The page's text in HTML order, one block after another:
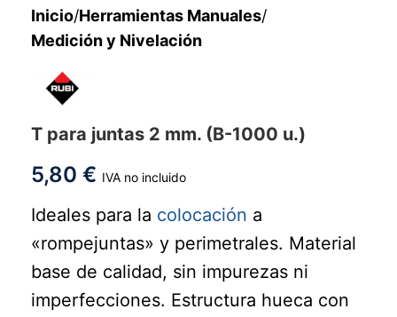
Inicio/Herramientas Manuales/
Medición y Nivelación
T para juntas 2 mm. (B-1000 u.)
5,80 € IVA no incluido
Ideales para la colocación a
«rompejuntas» y perimetrales. Material
base de calidad, sin impurezas ni
imperfecciones. Estructura hueca con